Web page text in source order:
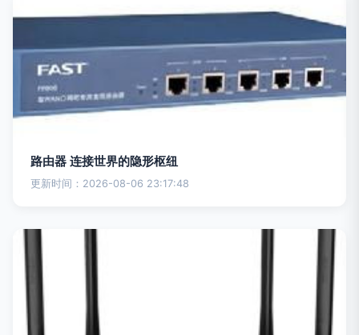
路由器 连接世界的隐形枢纽
更新时间：2026-08-06 23:17:48